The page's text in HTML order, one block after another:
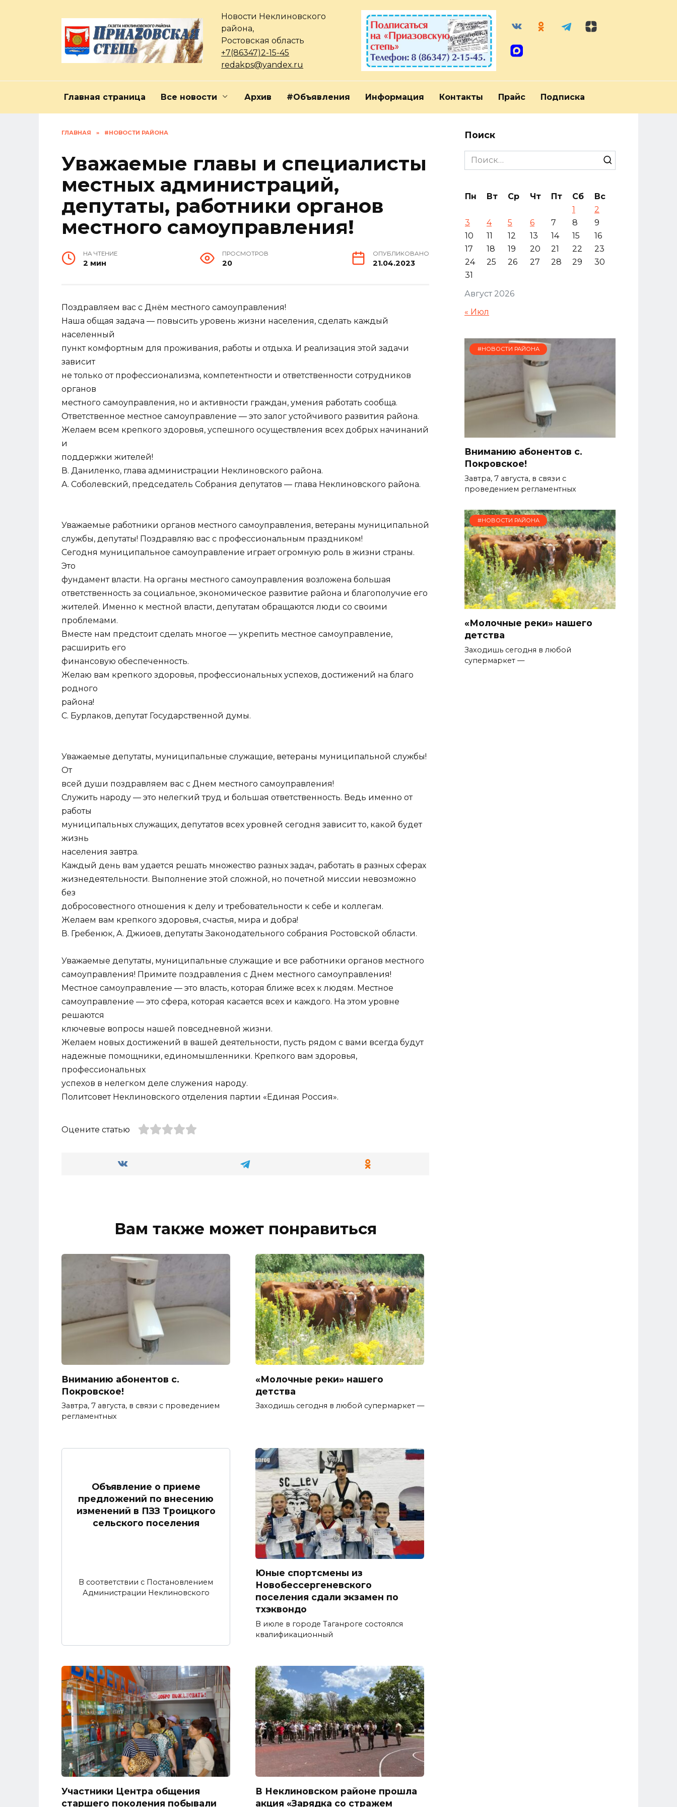
Новости Неклиновского
района,
Ростовская область
+7(86347)2-15-45
redakps@yandex.ru
Главная страница Все новости Архив #Объявления Информация Контакты Прайс Подписка
ГЛАВНАЯ » #НОВОСТИ РАЙОНА
Уважаемые главы и специалисты
местных администраций,
депутаты, работники органов
местного самоуправления!
НА ЧТЕНИЕ
2 мин
ПРОСМОТРОВ
20
ОПУБЛИКОВАНО
21.04.2023
Поздравляем вас с Днём местного самоуправления!
Наша общая задача — повысить уровень жизни населения, сделать каждый
населенный
пункт комфортным для проживания, работы и отдыха. И реализация этой задачи
зависит
не только от профессионализма, компетентности и ответственности сотрудников
органов
местного самоуправления, но и активности граждан, умения работать сообща.
Ответственное местное самоуправление — это залог устойчивого развития района.
Желаем всем крепкого здоровья, успешного осуществления всех добрых начинаний
и
поддержки жителей!
В. Даниленко, глава администрации Неклиновского района.
А. Соболевский, председатель Собрания депутатов — глава Неклиновского района.
Уважаемые работники органов местного самоуправления, ветераны муниципальной
службы, депутаты! Поздравляю вас с профессиональным праздником!
Сегодня муниципальное самоуправление играет огромную роль в жизни страны.
Это
фундамент власти. На органы местного самоуправления возложена большая
ответственность за социальное, экономическое развитие района и благополучие его
жителей. Именно к местной власти, депутатам обращаются люди со своими
проблемами.
Вместе нам предстоит сделать многое — укрепить местное самоуправление,
расширить его
финансовую обеспеченность.
Желаю вам крепкого здоровья, профессиональных успехов, достижений на благо
родного
района!
С. Бурлаков, депутат Государственной думы.
Уважаемые депутаты, муниципальные служащие, ветераны муниципальной службы!
От
всей души поздравляем вас с Днем местного самоуправления!
Служить народу — это нелегкий труд и большая ответственность. Ведь именно от
работы
муниципальных служащих, депутатов всех уровней сегодня зависит то, какой будет
жизнь
населения завтра.
Каждый день вам удается решать множество разных задач, работать в разных сферах
жизнедеятельности. Выполнение этой сложной, но почетной миссии невозможно
без
добросовестного отношения к делу и требовательности к себе и коллегам.
Желаем вам крепкого здоровья, счастья, мира и добра!
В. Гребенюк, А. Джиоев, депутаты Законодательного собрания Ростовской области.
Уважаемые депутаты, муниципальные служащие и все работники органов местного
самоуправления! Примите поздравления с Днем местного самоуправления!
Местное самоуправление — это власть, которая ближе всех к людям. Местное
самоуправление — это сфера, которая касается всех и каждого. На этом уровне
решаются
ключевые вопросы нашей повседневной жизни.
Желаем новых достижений в вашей деятельности, пусть рядом с вами всегда будут
надежные помощники, единомышленники. Крепкого вам здоровья,
профессиональных
успехов в нелегком деле служения народу.
Политсовет Неклиновского отделения партии «Единая Россия».
Оцените статью
Вам также может понравиться
Вниманию абонентов с.
Покровское!
Завтра, 7 августа, в связи с проведением
регламентных
«Молочные реки» нашего
детства
Заходишь сегодня в любой супермаркет —
Объявление о приеме
предложений по внесению
изменений в ПЗЗ Троицкого
сельского поселения
В соответствии с Постановлением
Администрации Неклиновского
Юные спортсмены из
Новобессергеневского
поселения сдали экзамен по
тхэквондо
В июле в городе Таганроге состоялся
квалификационный
Участники Центра общения
старшего поколения побывали
В Неклиновском районе прошла
акция «Зарядка со стражем
Поиск
Search
for:
Август 2026
Пн Вт Ср Чт Пт Сб
Вс
1
2
3
4 5 6 7 8
9
10
11 12 13 14 15
16
17
18 19 20 21 22
23
24
25 26 27 28 29
30
31
« Июл
#НОВОСТИ РАЙОНА
Вниманию абонентов с.
Покровское!
Завтра, 7 августа, в связи с
проведением регламентных
#НОВОСТИ РАЙОНА
«Молочные реки» нашего
детства
Заходишь сегодня в любой
супермаркет —